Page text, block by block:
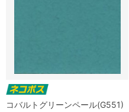
コバルトグリーンペール(G551)